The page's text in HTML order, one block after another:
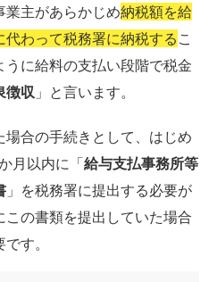
業主があらかじめ納税額を給
わって税務署に納税する こ
に給料の支払い段階で税金
徴収 」と言います。
合の手続きとして、はじめ
月以内に「給与支払事務所等
」を税務署に提出する必要が
の書類を提出していた場合
す。